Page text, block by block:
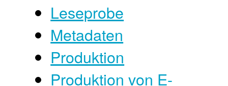
Leseprobe
Metadaten
Produktion
Produktion von E-